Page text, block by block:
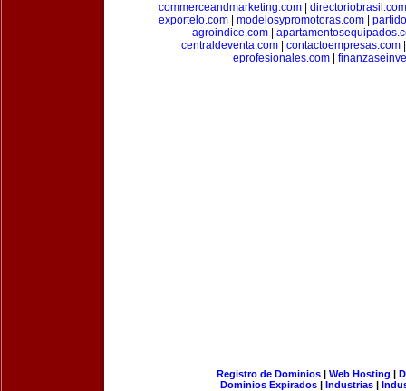
commerceandmarketing.com| directoriobrasil.com
exportelo.com
modelosypromotoras.com
agroindice.com
centraldeventa.com
contactoempresas.com
eprofesionales.com
Registro de Dominios| Web Hosting |
Dominios Expirados | Industrias |